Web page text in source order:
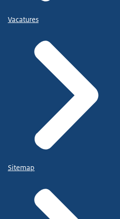
Vacatures
Sitemap